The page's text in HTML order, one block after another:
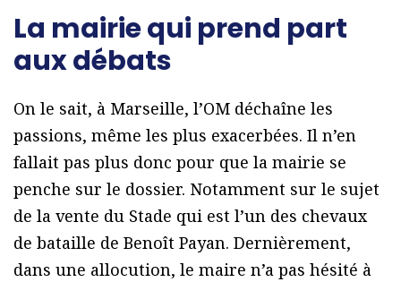
La mairie qui prend part
aux débats
On le sait, à Marseille, l’OM déchaîne les
passions, même les plus exacerbées. Il n’en
fallait pas plus donc pour que la mairie se
penche sur le dossier. Notamment sur le sujet
de la vente du Stade qui est l’un des chevaux
de bataille de Benoît Payan. Dernièrement,
dans une allocution, le maire n’a pas hésité à